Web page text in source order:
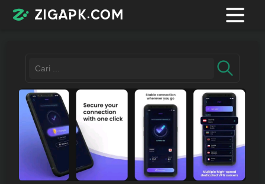
zigapk.com
Register
Contacts